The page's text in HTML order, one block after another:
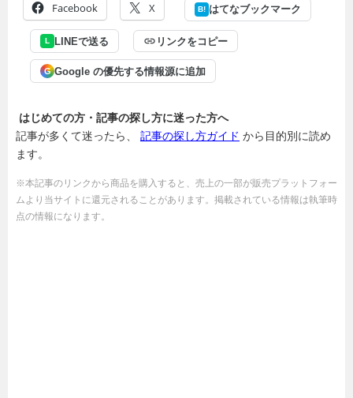
Facebook X B! はてなブックマーク
L LINEで送る リンクをコピー
G Google の優先する情報源に追加
はじめての方・記事の探し方に迷った方へ
記事が多くて迷ったら、 記事の探し方ガイド から目的別に読め
ます。
※本記事のリンクから商品を購入すると、売上の一部が販売プラットフォー
ムより当サイトに還元されることがあります。掲載されている情報は執筆時
点の情報になります。